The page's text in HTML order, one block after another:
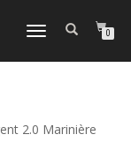
DÉPLIER
NAVIGATION
0
2.0 Marinière